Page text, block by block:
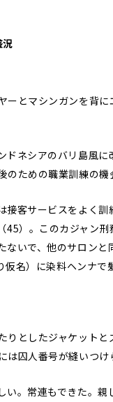
況
ーとマシンガンを背
ネシアのバリ島風
ための職業訓練の機
接客サービスをよく
）。このカジャン
ないで、他のサロン
名）に染料ヘンナで
としたジャケット
囚人番号が縫いつけ
い。常連もできた。